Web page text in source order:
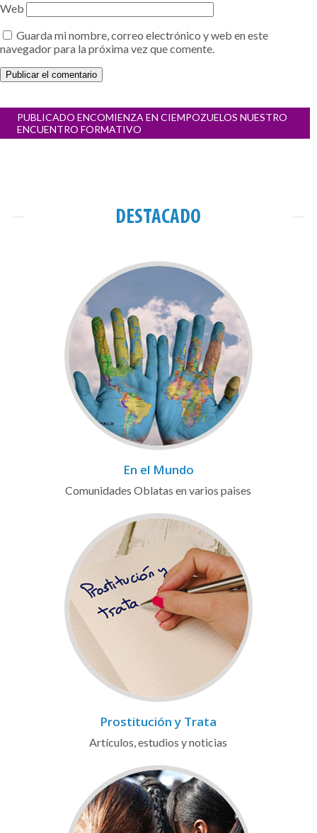
Web
Guarda mi nombre, correo electrónico y web en este
navegador para la próxima vez que comente.
Navegación
entradas
PUBLICADO ENCOMIENZA EN CIEMPOZUELOS NUESTRO
ENCUENTRO FORMATIVO
DESTACADO
En el Mundo
Comunidades Oblatas en varios paises
Prostitución y Trata
Artículos, estudios y noticias